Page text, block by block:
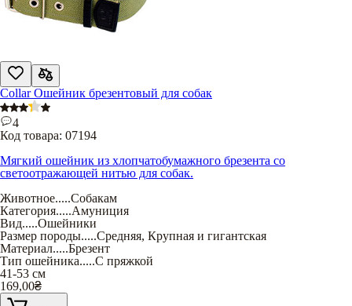
Collar Ошейник брезентовый для собак
4
Код товара: 07194
Мягкий ошейник из хлопчатобумажного брезента со
светоотражающей нитью для собак.
Животное.....Собакам
Категория.....Амуниция
Вид.....Ошейники
Размер породы.....Средняя, Крупная и гигантская
Материал.....Брезент
Тип ошейника.....С пряжкой
41-53 см
169,00₴